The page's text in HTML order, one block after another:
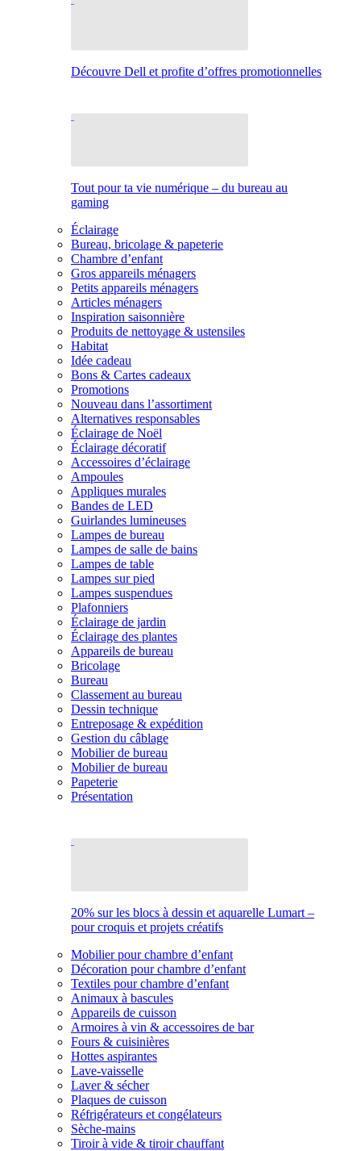
Découvre Dell et profite d’offres promotionnelles
Tout pour ta vie numérique – du bureau au
gaming
Éclairage
Bureau, bricolage & papeterie
Chambre d’enfant
Gros appareils ménagers
Petits appareils ménagers
Articles ménagers
Inspiration saisonnière
Produits de nettoyage & ustensiles
Habitat
Idée cadeau
Bons & Cartes cadeaux
Promotions
Nouveau dans l’assortiment
Alternatives responsables
Éclairage de Noël
Éclairage décoratif
Accessoires d’éclairage
Ampoules
Appliques murales
Bandes de LED
Guirlandes lumineuses
Lampes de bureau
Lampes de salle de bains
Lampes de table
Lampes sur pied
Lampes suspendues
Plafonniers
Éclairage de jardin
Éclairage des plantes
Appareils de bureau
Bricolage
Bureau
Classement au bureau
Dessin technique
Entreposage & expédition
Gestion du câblage
Mobilier de bureau
Mobilier de bureau
Papeterie
Présentation
20% sur les blocs à dessin et aquarelle Lumart –
pour croquis et projets créatifs
Mobilier pour chambre d’enfant
Décoration pour chambre d’enfant
Textiles pour chambre d’enfant
Animaux à bascules
Appareils de cuisson
Armoires à vin & accessoires de bar
Fours & cuisinières
Hottes aspirantes
Lave-vaisselle
Laver & sécher
Plaques de cuisson
Réfrigérateurs et congélateurs
Sèche-mains
Tiroir à vide & tiroir chauffant